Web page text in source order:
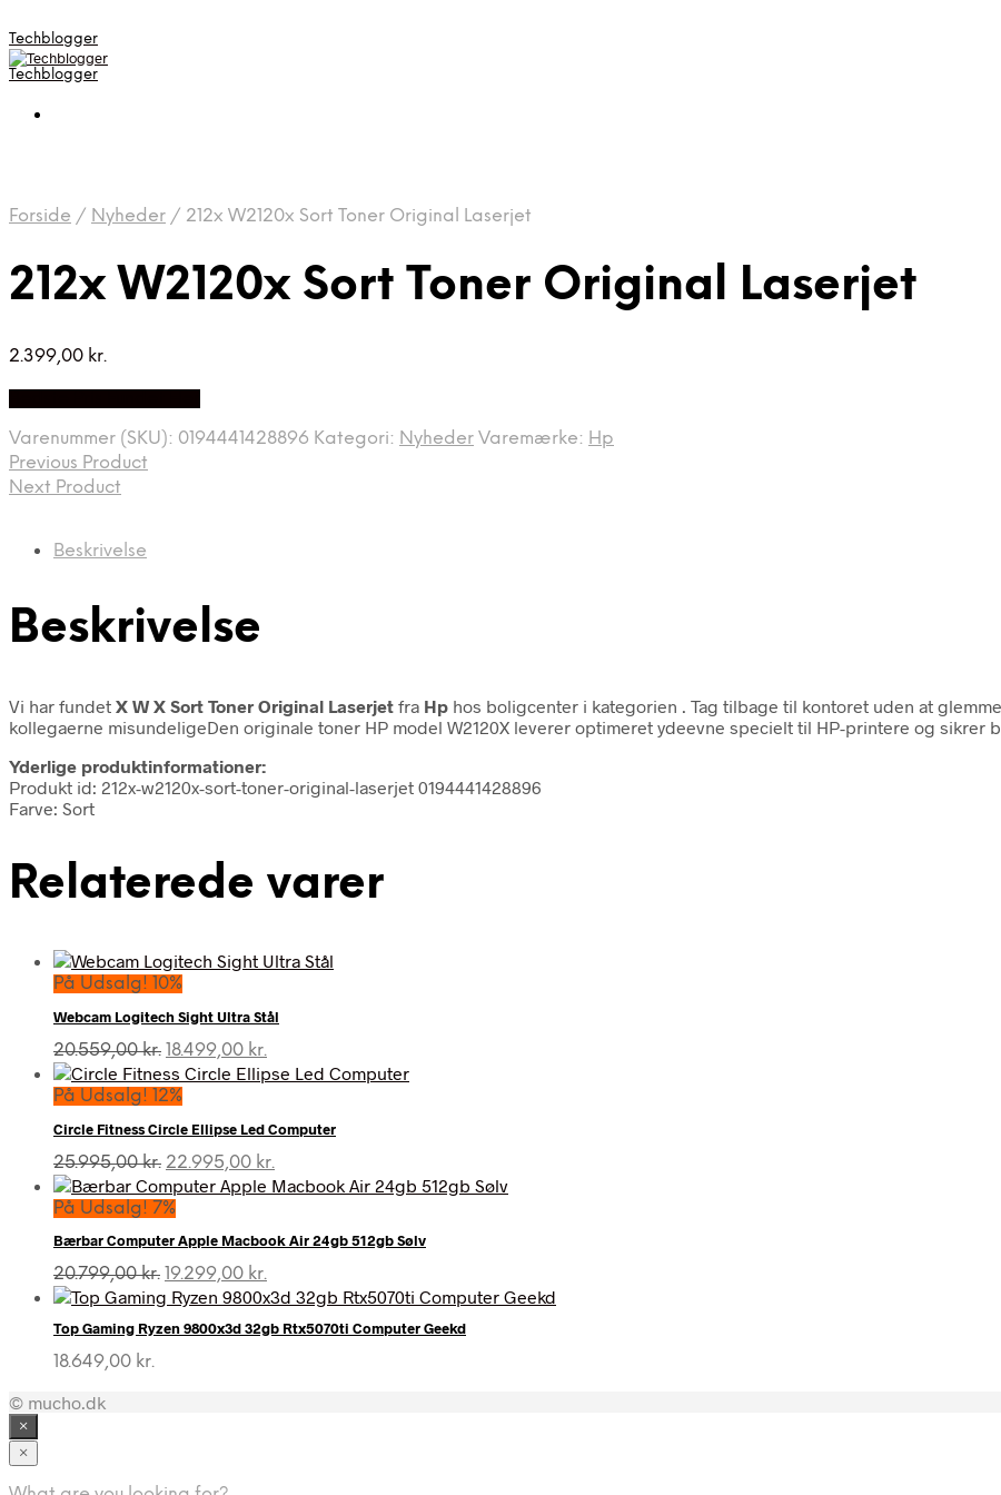
Techblogger
Techblogger
Forside / Nyheder / 212x W2120x Sort Toner Original Laserjet
212x W2120x Sort Toner Original Laserjet
2.399,00 kr.
Varenummer (SKU): 0194441428896 Kategori: Nyheder Varemærke: Hp
Previous Product
Next Product
Beskrivelse
Beskrivelse
Vi har fundet X W X Sort Toner Original Laserjet fra Hp hos boligcenter i kategorien
. Tag tilbage til kontoret uden at
kollegaerne misundeligeDen originale toner HP model W2120X leverer optimeret ydeevne specielt til HP-printere og sikrer
Yderlige produktinformationer:
Produkt id: 212x-w2120x-sort-toner-original-laserjet 0194441428896
Farve: Sort
Relaterede varer
På Udsalg! 10%
Webcam Logitech Sight Ultra Stål
20.559,00kr. Den
oprindelige
pris
20.559,00 kr..
18.499,00 kr.
aktuelle
18.499,00 kr..
På Udsalg! 12%
Circle Fitness Circle Ellipse Led Computer
25.995,00kr. Den
oprindelige
pris
25.995,00 kr..
22.995,00 kr.
aktuelle
22.995,00 kr..
På Udsalg! 7%
Bærbar Computer Apple Macbook Air 24gb 512gb Sølv
20.799,00kr. Den
oprindelige
var:
19.299,00 kr.
aktuelle
er:
Top Gaming Ryzen 9800x3d 32gb Rtx5070ti Computer Geekd
18.649,00 kr.
© mucho.dk
×
×